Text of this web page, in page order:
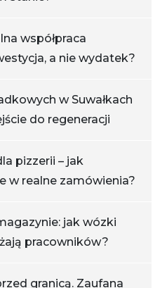
współpraca
a nie wydatek?
w Suwałkach
do regeneracji
pizzerii – jak
w realne zamówienia?
jak wózki
pracowników?
granicą. Zaufana